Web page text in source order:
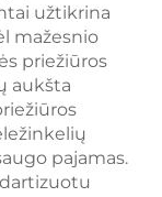
užtikrina
mažesnio
priežiūros
aukšta
pajamas.